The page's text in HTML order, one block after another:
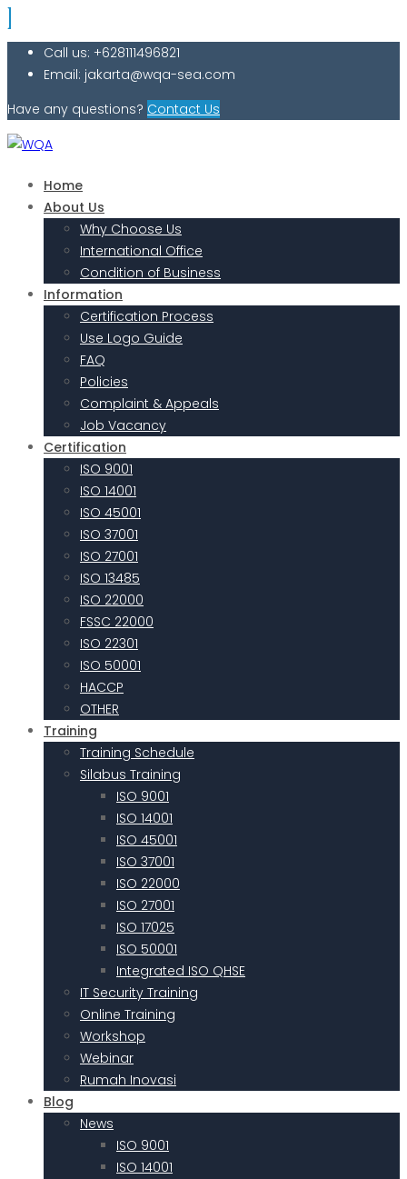
Call us: +628111496821
Email: jakarta@wqa-sea.com
Have any questions? Contact Us
Home
About Us
Why Choose Us
International Office
Condition of Business
Information
Certification Process
Use Logo Guide
FAQ
Policies
Complaint & Appeals
Job Vacancy
Certification
ISO 9001
ISO 14001
ISO 45001
ISO 37001
ISO 27001
ISO 13485
ISO 22000
FSSC 22000
ISO 22301
ISO 50001
HACCP
OTHER
Training
Training Schedule
Silabus Training
ISO 9001
ISO 14001
ISO 45001
ISO 37001
ISO 22000
ISO 27001
ISO 17025
ISO 50001
Integrated ISO QHSE
IT Security Training
Online Training
Workshop
Webinar
Rumah Inovasi
Blog
News
ISO 9001
ISO 14001